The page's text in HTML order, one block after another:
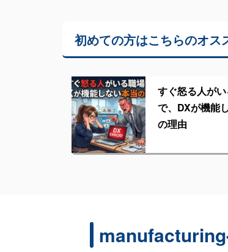
初めての方はこちらのオス
すぐ怒る人が
で、DXが機能
の理由